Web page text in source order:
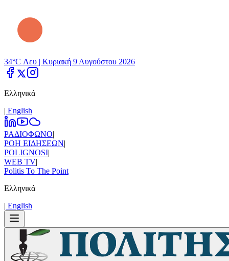
34°C Λευ | Κυριακή 9 Αυγούστου 2026
Ελληνικά
| Εnglish
ΡΑΔΙΟΦΩΝΟ|
ΡΟΗ ΕΙΔΗΣΕΩΝ|
POLIGNOSI|
WEB TV|
Politis To The Point
Ελληνικά
| Εnglish